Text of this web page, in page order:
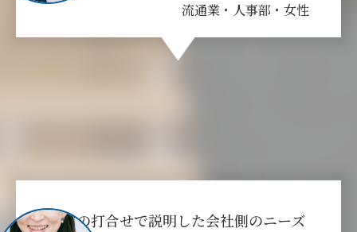
流通業・人事部・女性
事前の打合せで説明した会社側のニーズ